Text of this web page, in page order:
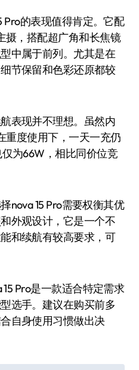
的表现值得肯定。它配
，搭配超广角和长焦镜
中属于前列。尤其是在
节保留和色彩还原都较
现并不理想。虽然内
度使用下，一天一充仍
仅为66W，相比同价位竞
15 Pro需要权衡其优
外观设计，它是一个不
和续航有较高要求，可
Pro是一款适合特定需求
选手。建议在购买前多
自身使用习惯做出决